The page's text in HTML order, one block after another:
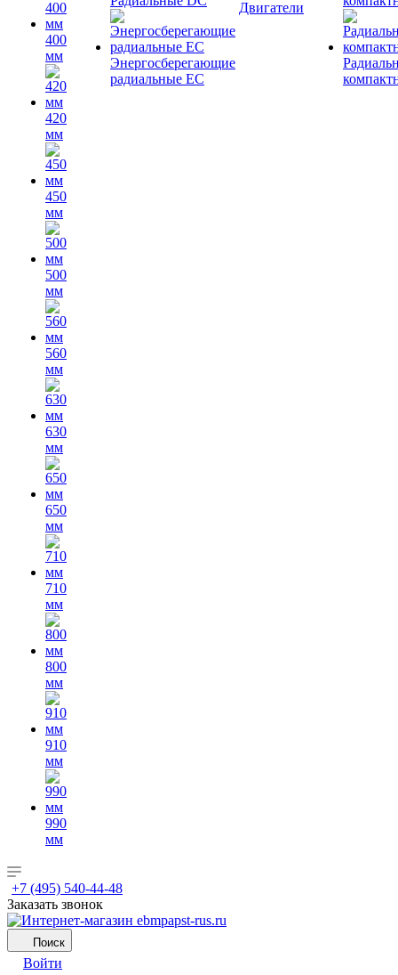
400
мм
420
мм
450
мм
500
мм
560
мм
630
мм
650
мм
710
мм
800
мм
910
мм
990
мм
Энергосберегающие
радиальные EC
Двигатели
+7 (495) 540-44-48
Заказать звонок
Поиск
Войти